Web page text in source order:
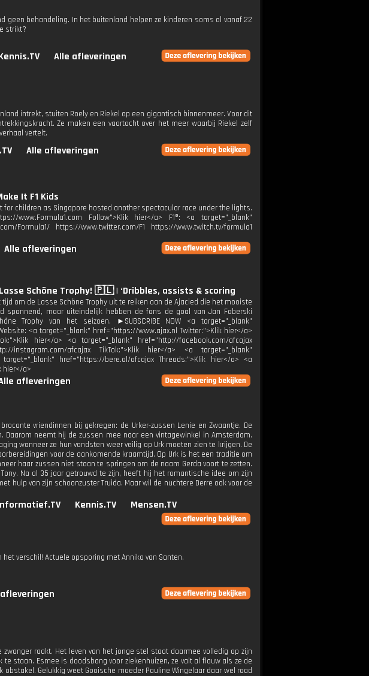
geen behandeling. In het buitenland helpen ze kinderen soms al vanaf 22
strikt?
Alle afleveringen
intrekt, stuiten Roely en Riekel op een gigantisch binnenmeer. Voor dit
Ze maken een vaartocht over het meer waarbij Riekel zelf
vertelt.
Alle afleveringen
It F1 Kids
children as Singapore hosted another spectacular race under the lights.
www.Formula1.com Follow">Klik hier</a> F1®: <a target="_blank"
Formula1/ https://www.twitter.com/F1 https://www.twitch.tv/formula1
Alle afleveringen
Schöne Trophy! 🇵🇱 | ‘Dribbles, assists & scoring
om de Lasse Schöne Trophy uit te reiken aan de Ajacied die het mooiste
spannend, maar uiteindelijk hebben de fans de goal van Jan Faberski
Trophy van het seizoen. ►SUBSCRIBE NOW <a target="_blank"
<a target="_blank" href="https://www.ajax.nl Twitter:">Klik hier</a>
hier</a> <a target="_blank" href="http://facebook.com/afcajax
instagram.com/afcajax TikTok:">Klik hier</a> <a target="_blank"
href="https://bere.al/afcajax Threads:">Klik hier</a> <a
hier</a>
afleveringen
vriendinnen bij gekregen: de Urker-zussen Lenie en Zwaantje. De
neemt hij de zussen mee naar een vintagewinkel in Amsterdam.
wanneer ze hun vondsten weer veilig op Urk moeten zien te krijgen. De
voor de aankomende kraamtijd. Op Urk is het een traditie om
haar zussen niet staan te springen om de naam Gerda voort te zetten.
Na al 35 jaar getrouwd te zijn, heeft hij het romantische idee om zijn
hulp van zijn schoonzuster Truida. Maar wil de nuchtere Derre ook voor de
Kennis.TV
Mensen.TV
verschil! Actuele opsporing met Anniko van Santen.
raakt. Het leven van het jonge stel staat daarmee volledig op zijn
staan. Esmee is doodsbang voor ziekenhuizen, ze valt al flauw als ze de
Gelukkig weet Gooische moeder Pauline Wingelaar daar wel raad